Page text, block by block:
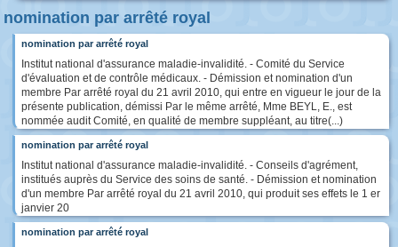
nomination par arrêté royal
nomination par arrêté royal
Institut national d'assurance maladie-invalidité. - Comité du Service
d'évaluation et de contrôle médicaux. - Démission et nomination d'un
membre Par arrêté royal du 21 avril 2010, qui entre en vigueur le jour de la
présente publication, démissi Par le même arrêté, Mme BEYL, E., est
nommée audit Comité, en qualité de membre suppléant, au titre(...)
nomination par arrêté royal
Institut national d'assurance maladie-invalidité. - Conseils d'agrément,
institués auprès du Service des soins de santé. - Démission et nomination
d'un membre Par arrêté royal du 21 avril 2010, qui produit ses effets le 1 er
janvier 20
nomination par arrêté royal